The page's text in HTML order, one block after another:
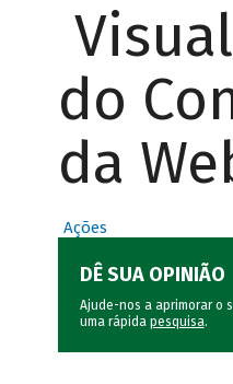
do
da
Ações
DÊ SUA OPINIÃO
Ajude-nos a aprimorar o
uma rápida pesquisa.